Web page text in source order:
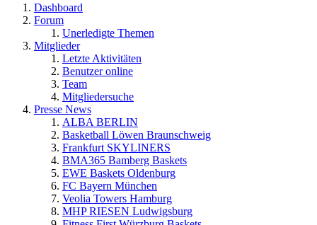
Dashboard
Forum
Unerledigte Themen
Mitglieder
Letzte Aktivitäten
Benutzer online
Team
Mitgliedersuche
Presse News
ALBA BERLIN
Basketball Löwen Braunschweig
Frankfurt SKYLINERS
BMA365 Bamberg Baskets
EWE Baskets Oldenburg
FC Bayern München
Veolia Towers Hamburg
MHP RIESEN Ludwigsburg